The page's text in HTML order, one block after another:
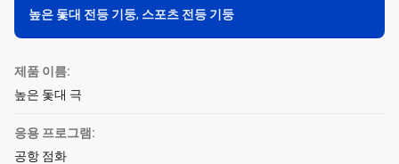
높은 돛대 전등 기둥, 스포츠 전등 기둥
제품 이름:
높은 돛대 극
응용 프로그램:
공항 점화